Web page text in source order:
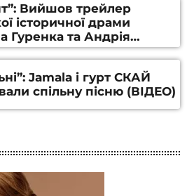
Вийшов трейлер
історичної драми
Гуренка та Андрія
(ВІДЕО)
Jamala і гурт СКАЙ
спільну пісню (ВІДЕО)